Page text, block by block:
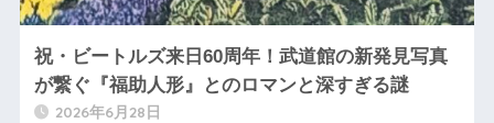
祝・ビートルズ来日60周年！武道館の新発見写真
が繋ぐ『福助人形』とのロマンと深すぎる謎
2026年6月28日